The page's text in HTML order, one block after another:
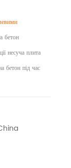
бетон
несуча плита
бетон під час